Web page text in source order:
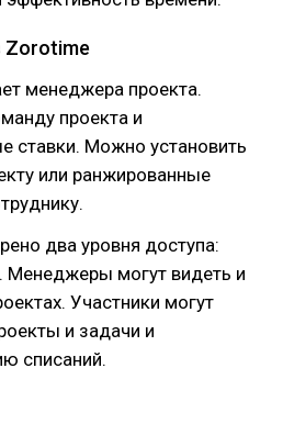
Zorotime
менеджера проекта.
проекта и
ставки. Можно установить
или ранжированные
два уровня доступа:
Менеджеры могут видеть и
Участники могут
и задачи и
списаний.